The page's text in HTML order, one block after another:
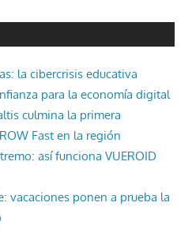
la cibercrisis educativa
para la economía digital
culmina la primera
Fast en la región
así funciona VUEROID
vacaciones ponen a prueba la